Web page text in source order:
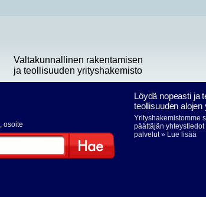
Valtakunnallinen rakentamisen
ja teollisuuden yrityshakemisto
osoite
Löydä nopeasti ja
teollisuuden
Yrityshakemistomme
päättäjän
palvelut» Lue lisää